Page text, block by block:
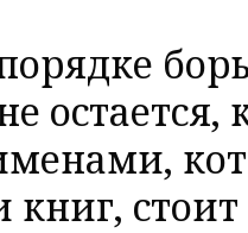
остается,
книг,